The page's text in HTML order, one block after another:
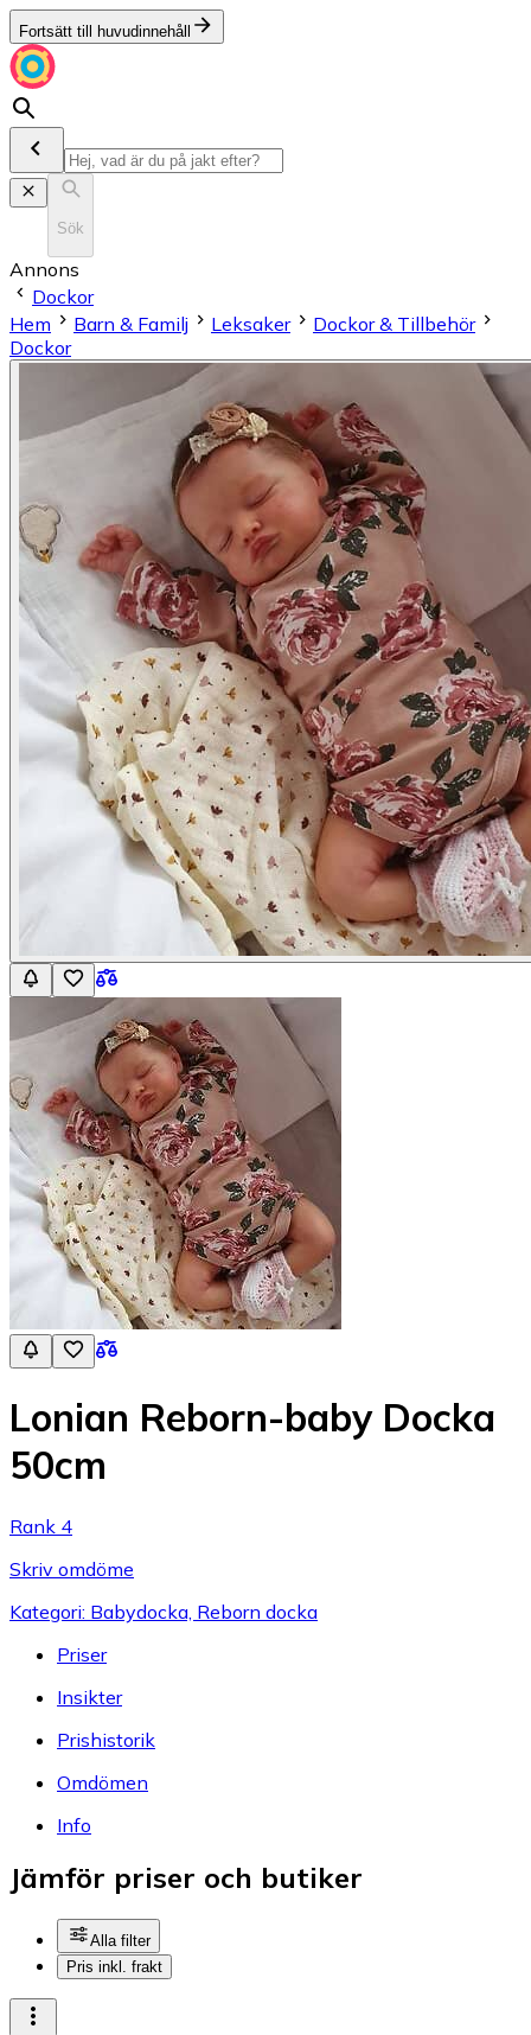
Fortsätt till huvudinnehåll
Sök
Annons
Dockor
Hem
Barn & Familj Leksaker
Dockor & Tillbehör
Dockor
Lonian Reborn-baby Docka
50cm
Rank 4
Skriv omdöme
Kategori: Babydocka, Reborn docka
Priser
Insikter
Prishistorik
Omdömen
Info
Jämför priser och butiker
Alla filter
Pris inkl. frakt